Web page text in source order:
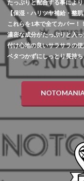
たっぷりと配合する事によ
【保湿・ハリツヤ補給・整
これらを1本で全てカバー！！
濃密な成分がたっぷりと入
付け心地の良いサラサラの
ベタつかずにしっとり長持